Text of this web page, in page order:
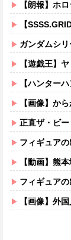
【朗報】ホ
【
ガンダムシ
【遊戯王】
【ハンター
【画像】から
正直ザ・ビ
フィギュア
【動画】熊
フィギュア
【画像】外